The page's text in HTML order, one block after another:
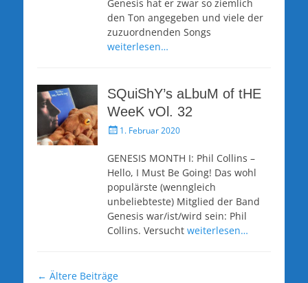
Genesis hat er zwar so ziemlich
den Ton angegeben und viele der
zuzuordnenden Songs
weiterlesen…
SQuiShY’s aLbuM of tHE
WeeK vOl. 32
Veröffentlicht
1. Februar 2020
GENESIS MONTH I: Phil Collins –
Hello, I Must Be Going! Das wohl
populärste (wenngleich
unbeliebteste) Mitglied der Band
Genesis war/ist/wird sein: Phil
Collins. Versucht weiterlesen…
Beitragsnavigation
← Ältere Beiträge